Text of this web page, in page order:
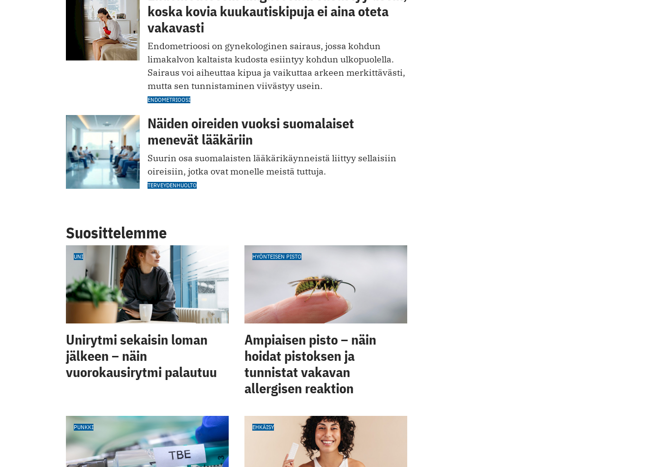
koska kovia kuukautiskipuja ei aina oteta
vakavasti
Endometrioosi on gynekologinen sairaus, jossa kohdun
limakalvon kaltaista kudosta esiintyy kohdun ulkopuolella.
Sairaus voi aiheuttaa kipua ja vaikuttaa arkeen merkittävästi,
mutta sen tunnistaminen viivästyy usein.
ENDOMETRIOOSI
Näiden oireiden vuoksi suomalaiset
menevät lääkäriin
Suurin osa suomalaisten lääkärikäynneistä liittyy sellaisiin
oireisiin, jotka ovat monelle meistä tuttuja.
TERVEYDENHUOLTO
Suosittelemme
UNI
Unirytmi sekaisin loman
jälkeen – näin
vuorokausirytmi palautuu
HYÖNTEISEN PISTO
Ampiaisen pisto – näin
hoidat pistoksen ja
tunnistat vakavan
allergisen reaktion
PUNKKI EHKÄISY